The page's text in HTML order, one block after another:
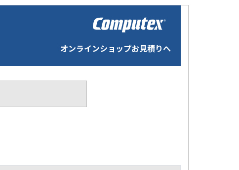
オンラインショップお見積りへ